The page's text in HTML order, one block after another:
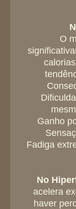
O
Ganho
Fadiga
No
acelera
haver